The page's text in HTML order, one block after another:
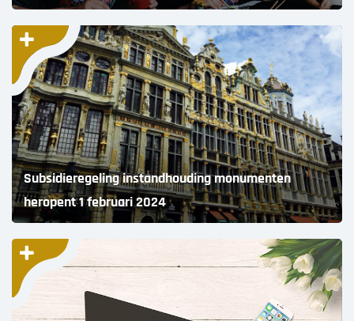
Subsidieregeling instandhouding monumenten
heropent 1 februari 2024